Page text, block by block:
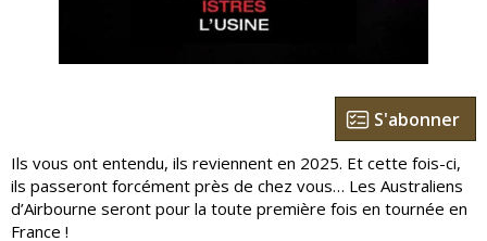
S'abonner
Ils vous ont entendu, ils reviennent en 2025. Et cette fois-ci,
ils passeront forcément près de chez vous… Les Australiens
d’Airbourne seront pour la toute première fois en tournée en
France !